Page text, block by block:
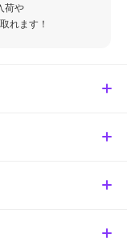
荷や
れます！